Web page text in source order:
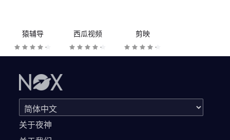
猿辅导 西瓜视频 剪映
关于夜神